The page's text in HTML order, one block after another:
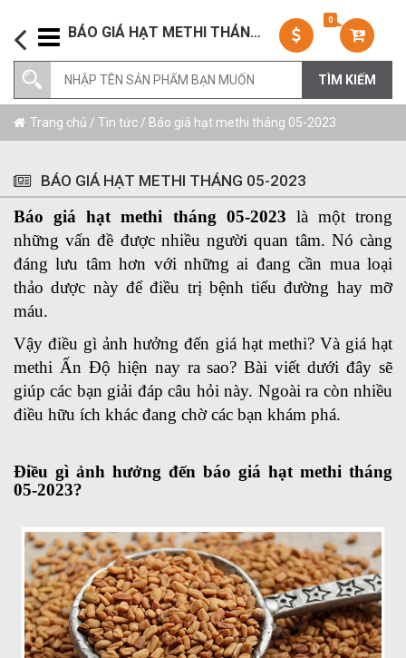
BÁO GIÁ HẠT METHI THÁNG 05-2023
0
Trang chủ / Tin tức / Báo giá hạt methi tháng 05-2023
BÁO GIÁ HẠT METHI THÁNG 05-2023
Báo giá hạt methi tháng 05-2023 là một trong
những vấn đề được nhiều người quan tâm. Nó càng
đáng lưu tâm hơn với những ai đang cần mua loại
thảo dược này để điều trị bệnh tiểu đường hay mỡ
máu.
Vậy điều gì ảnh hưởng đến giá hạt methi? Và giá hạt
methi Ấn Độ hiện nay ra sao? Bài viết dưới đây sẽ
giúp các bạn giải đáp câu hỏi này. Ngoài ra còn nhiều
điều hữu ích khác đang chờ các bạn khám phá.
Điều gì ảnh hưởng đến báo giá hạt methi tháng
05-2023?